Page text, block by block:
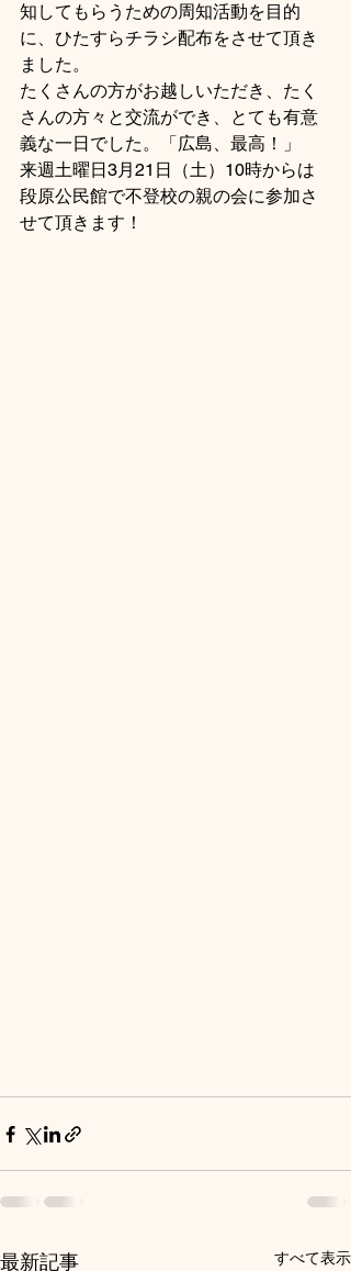
知してもらうための周知活動を目的
に、ひたすらチラシ配布をさせて頂き
ました。
たくさんの方がお越しいただき、たく
さんの方々と交流ができ、とても有意
義な一日でした。「広島、最高！」
来週土曜日3月21日（土）10時からは
段原公民館で不登校の親の会に参加さ
せて頂きます！
最新記事 すべて表示